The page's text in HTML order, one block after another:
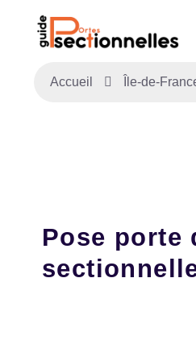
Accueil Île-de-
Pose porte